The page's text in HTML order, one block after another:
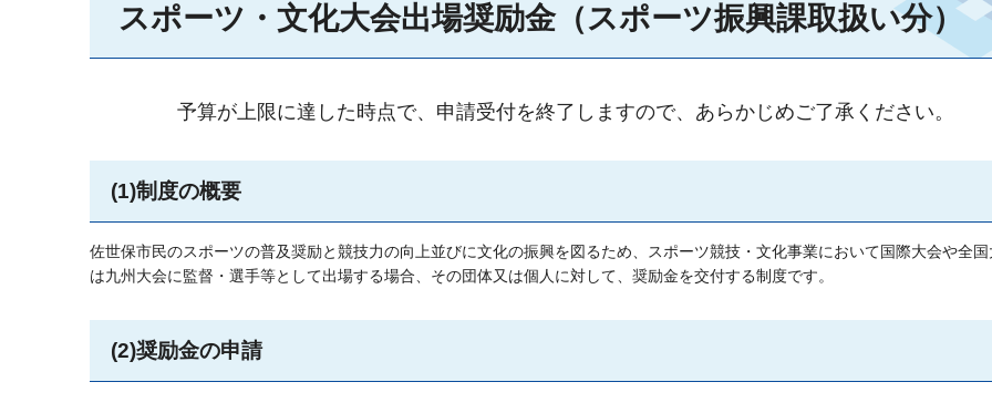
スポーツ・文化大会出場奨励金（スポーツ振興課取扱い分）
予算が上限に達した時点で、申請受付を終了しますので、あらかじめご了承ください。
(1)制度の概要
佐世保市民のスポーツの普及奨励と競技力の向上並びに文化の振興を図るため、スポーツ競技・文化事業において国際大会や全
は九州大会に監督・選手等として出場する場合、その団体又は個人に対して、奨励金を交付する制度です。
(2)奨励金の申請